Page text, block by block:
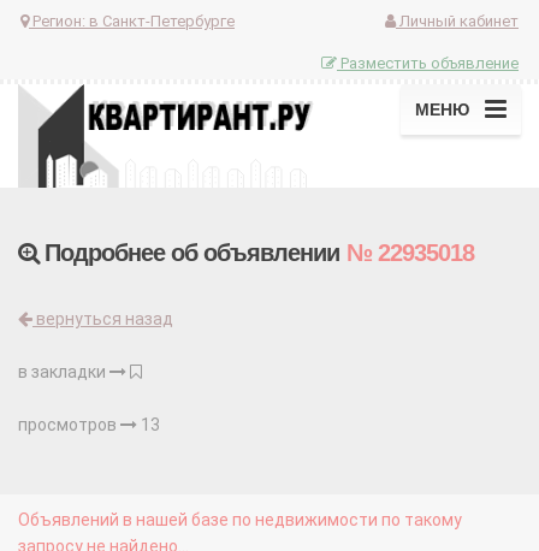
Регион: в Санкт-Петербурге Личный кабинет
Разместить объявление
МЕНЮ
Подробнее об объявлении № 22935018
вернуться назад
в закладки
просмотров 13
Объявлений в нашей базе по недвижимости по такому
запросу не найдено...